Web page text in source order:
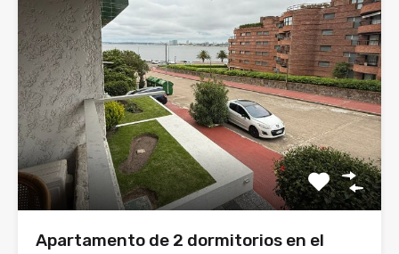
Apartamento de 2 dormitorios en el